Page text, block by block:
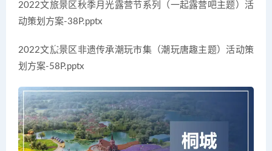
2022文旅景区秋季月光露营节系列（一起露营吧主题）活
动策划方案-38P.pptx
2022文旅景区非遗传承潮玩市集（潮玩唐趣主题）活动策
划方案-58P.pptx